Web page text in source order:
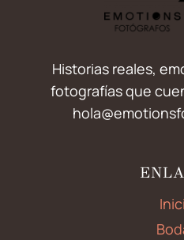
Historias reales,
fotografías que